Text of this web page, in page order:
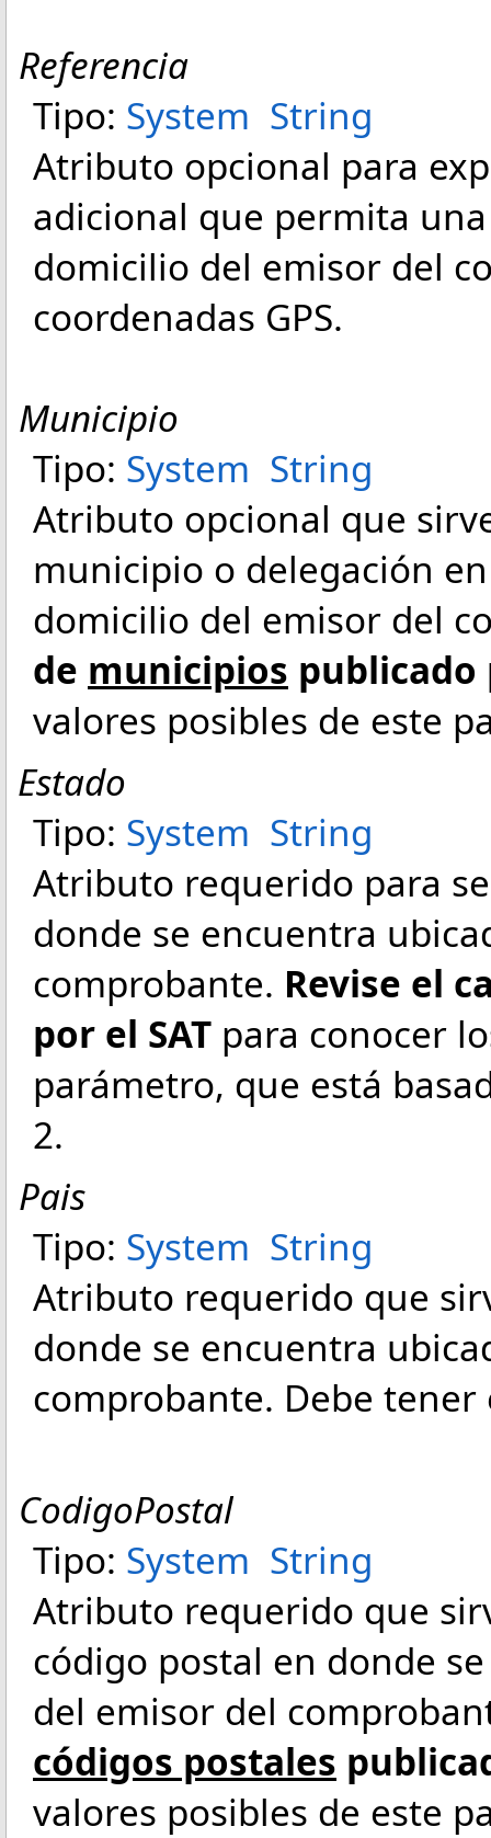
Referencia
Tipo: System String
Atributo opcional para
adicional que permita
domicilio del emisor del
coordenadas GPS.
Municipio
Tipo: System String
Atributo opcional que
municipio o delegación
domicilio del emisor del
de municipios publicado
valores posibles de este
Estado
Tipo: System String
Atributo requerido para
donde se encuentra
comprobante. Revise el
por el SAT para conocer
parámetro, que está
2.
Pais
Tipo: System String
Atributo requerido que
donde se encuentra
comprobante. Debe tener
CodigoPostal
Tipo: System String
Atributo requerido que
código postal en donde
del emisor del
códigos postales
valores posibles de este